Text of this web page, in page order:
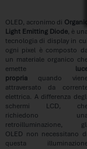
OLED, acronimo di Organic
Light Emitting Diode, è una
tecnologia di display in cui
ogni pixel è composto da
un materiale organico
emette
propria quando
attraversato da
elettrica. A differenza degli
schermi LCD,
richiedono una
retroilluminazione, gli
OLED non necessitano di
questa